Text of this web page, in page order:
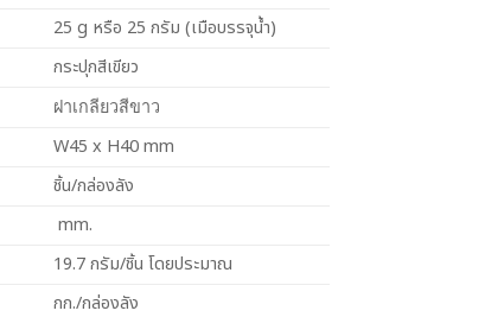
25 g หรือ 25 กรัม (เมือบรรจุน้ำ)
กระปุกสีเขียว
ฝาเกลียวสีขาว
W45 x H40 mm
ชิ้น/กล่องลัง
mm.
19.7 กรัม/ชิ้น โดยประมาณ
กก./กล่องลัง